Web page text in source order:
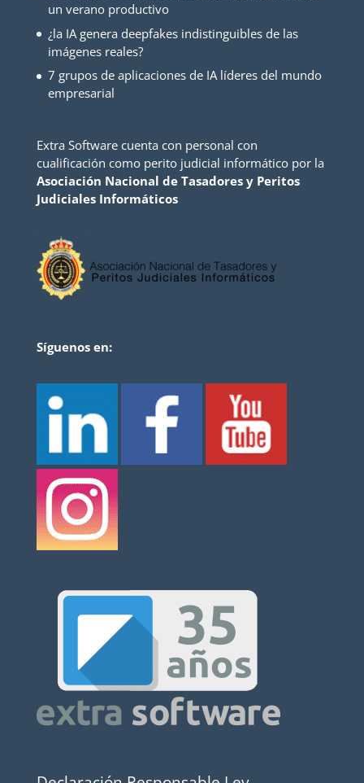
un verano productivo
¿la IA genera deepfakes indistinguibles de las
imágenes reales?
7 grupos de aplicaciones de IA líderes del mundo
empresarial
Extra Software cuenta con personal con
cualificación como perito judicial informático por la
Asociación Nacional de Tasadores y Peritos
Judiciales Informáticos
Síguenos en: